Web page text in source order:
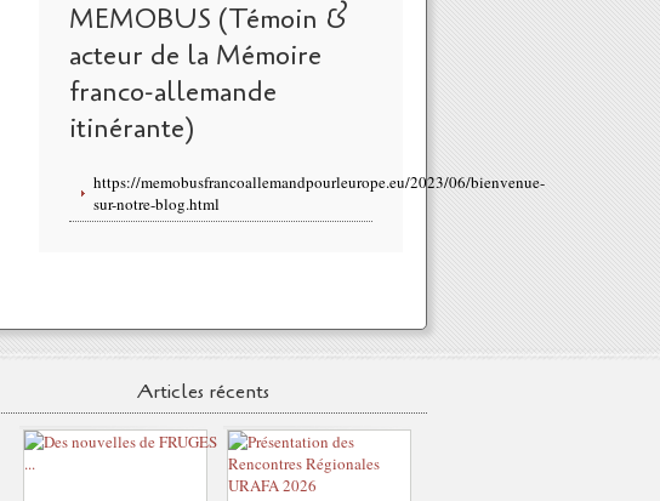
MEMOBUS (Témoin &
acteur de la Mémoire
franco-allemande
itinérante)
https://memobusfrancoallemandpourleurope.eu/2023/06/bienvenue-
sur-notre-blog.html
Articles récents